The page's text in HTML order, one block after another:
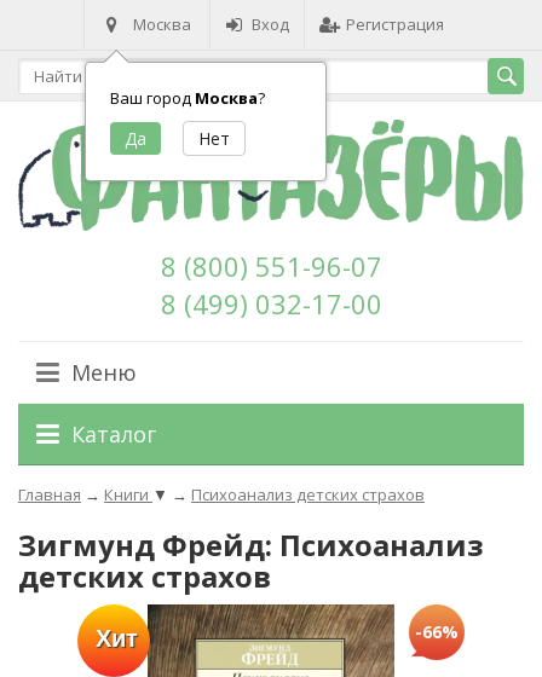
Москва
Ваш город Москва?
Вход Регистрация
8 (800) 551-96-07
8 (499) 032-17-00
Меню
Каталог
Главная → Книги ▼ → Психоанализ детских страхов
Зигмунд Фрейд: Психоанализ
детских страхов
Хит -66%